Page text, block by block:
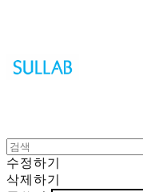
수정하기
삭제하기